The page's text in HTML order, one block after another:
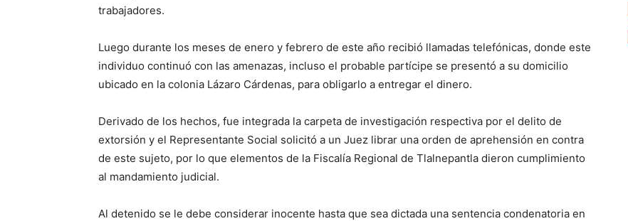
trabajadores.
Luego durante los meses de enero y febrero de este año recibió llamadas telefónicas, donde este
individuo continuó con las amenazas, incluso el probable partícipe se presentó a su domicilio
ubicado en la colonia Lázaro Cárdenas, para obligarlo a entregar el dinero.
Derivado de los hechos, fue integrada la carpeta de investigación respectiva por el delito de
extorsión y el Representante Social solicitó a un Juez librar una orden de aprehensión en contra
de este sujeto, por lo que elementos de la Fiscalía Regional de Tlalnepantla dieron cumplimiento
al mandamiento judicial.
Al detenido se le debe considerar inocente hasta que sea dictada una sentencia condenatoria en